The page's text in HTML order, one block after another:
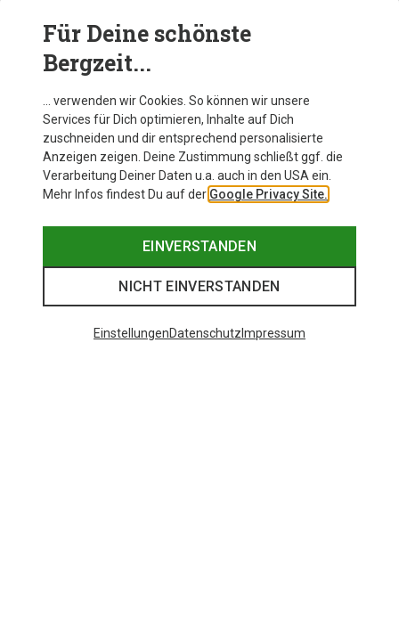
Georelief
3D Reliefpostkarte Chiemgauer Alpen
Georelief
3D Reliefpostkarte Tessin
Andere Kunden kauften auch
Für Deine schönste
Bergzeit...
… verwenden wir Cookies. So können wir unsere
Services für Dich optimieren, Inhalte auf Dich
zuschneiden und dir entsprechend personalisierte
Anzeigen zeigen. Deine Zustimmung schließt ggf. die
Verarbeitung Deiner Daten u.a. auch in den USA ein.
Mehr Infos findest Du auf der Google Privacy Site.
EINVERSTANDEN
NICHT EINVERSTANDEN
EinstellungenDatenschutz Impressum